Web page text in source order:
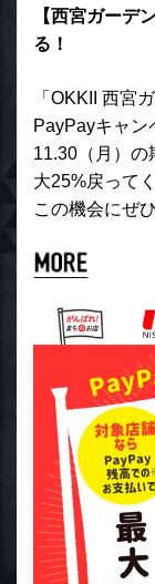
【西宮ガーデ
る！
「OKKII 西宮
PayPayキャン
11.30（月）の
大25%戻って
この機会にぜ